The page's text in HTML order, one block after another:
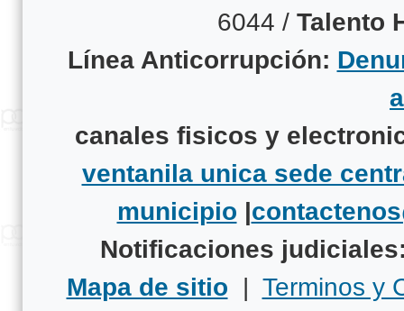
6044 / Talento
Línea Anticorrupción:
canales fisicos y
ventanila unica sede
municipio |
Notificaciones
Mapa de sitio | Terminos y